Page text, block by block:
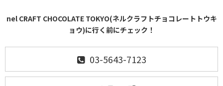
nel CRAFT CHOCOLATE TOKYO(ネルクラフトチョコレートトウキ
ョウ)に行く前にチェック！
03-5643-7123